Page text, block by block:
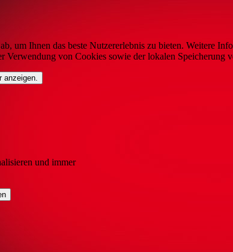
um Ihnen das beste Nutzererlebnis zu bieten. Weitere
Verwendung von Cookies sowie der lokalen Speicherung
anzeigen.
und immer